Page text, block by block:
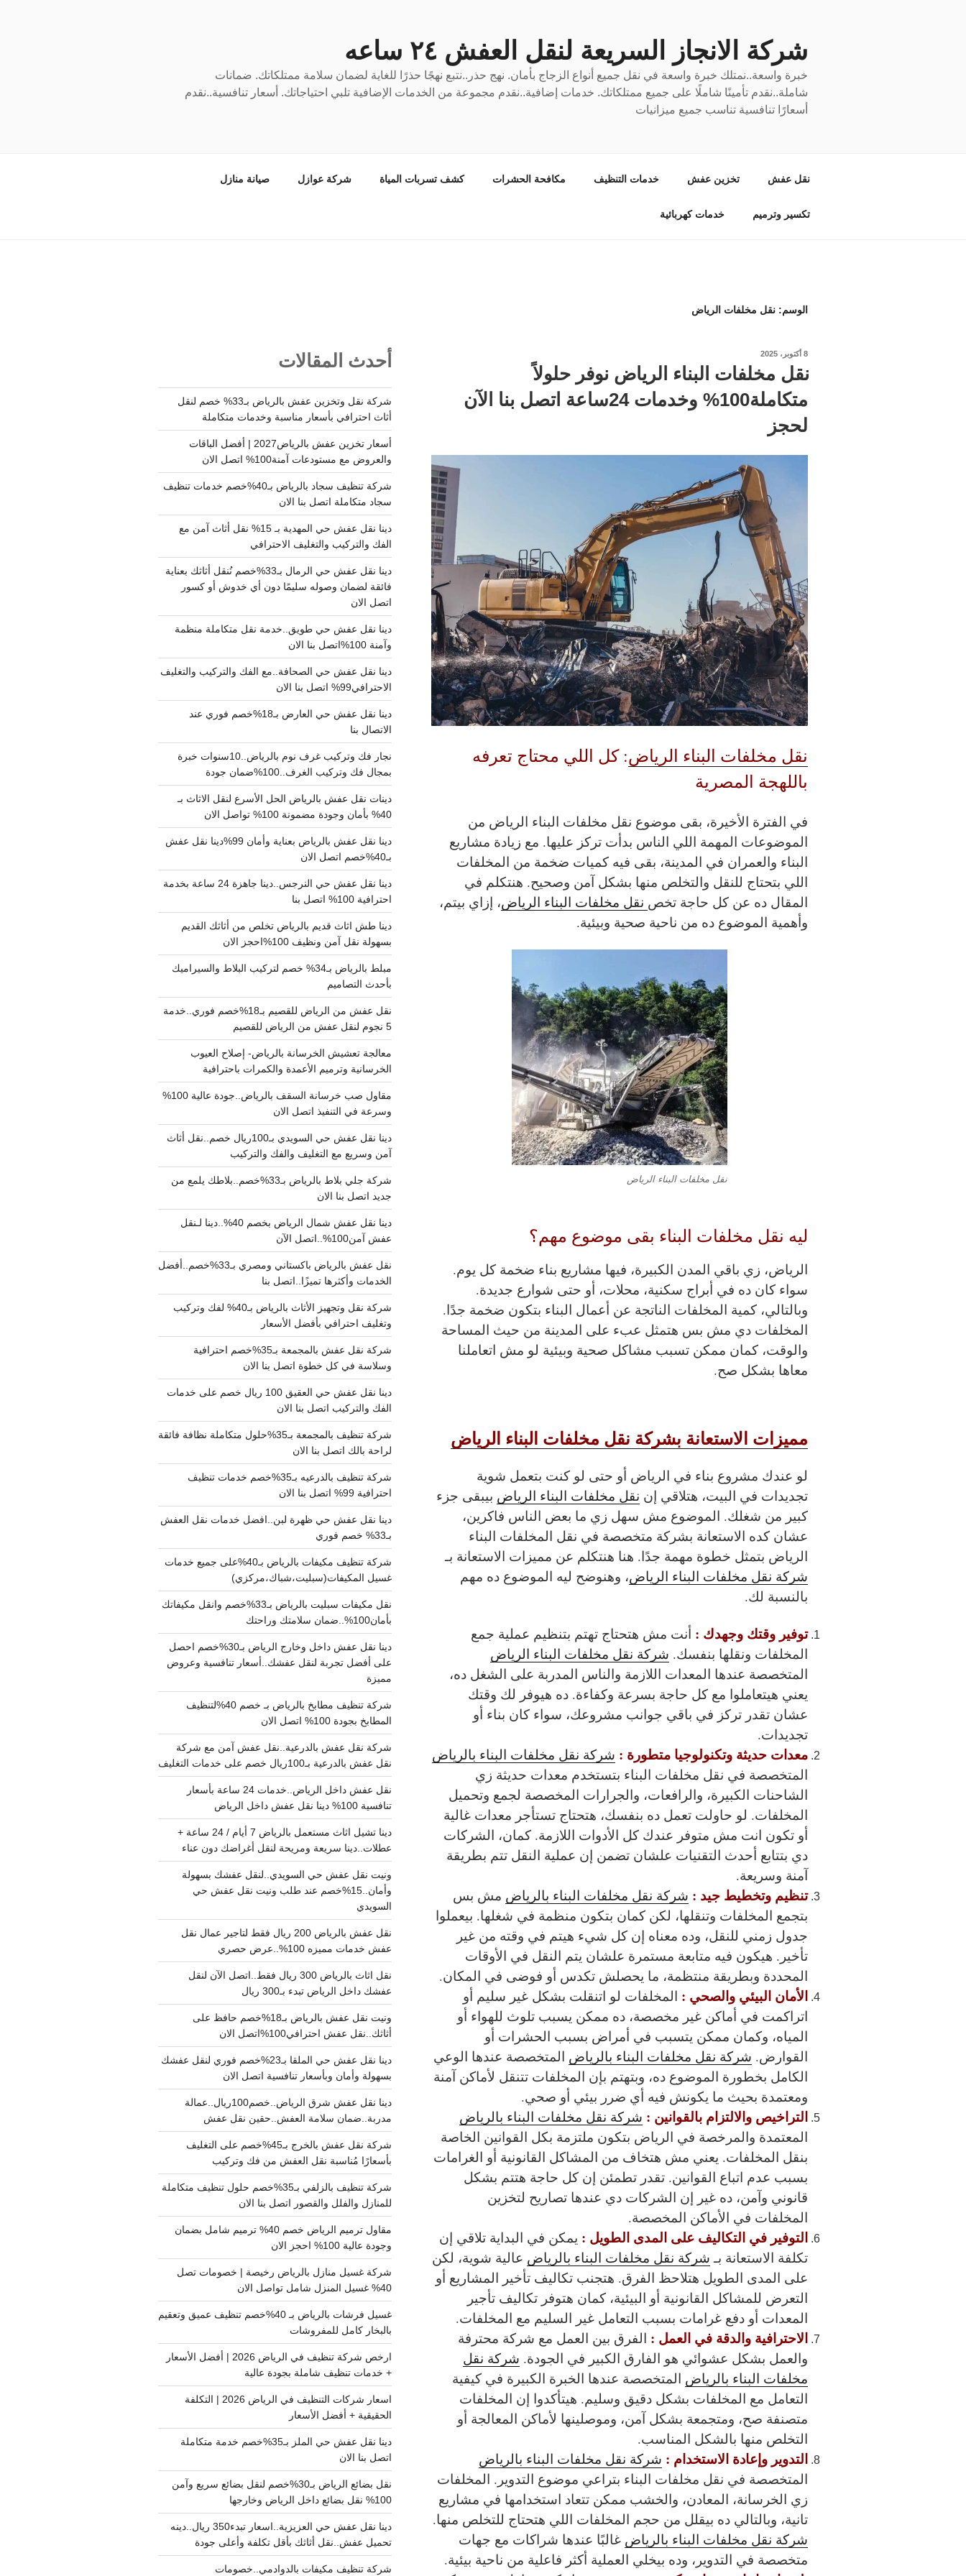
شركة الانجاز السريعة لنقل العفش ٢٤ ساعه
خبرة واسعة..نمتلك خبرة واسعة في نقل جميع أنواع الزجاج بأمان. نهج حذر..نتبع نهجًا حذرًا للغاية لضمان سلامة ممتلكاتك. ضمانات
شاملة..نقدم تأمينًا شاملًا على جميع ممتلكاتك. خدمات إضافية..نقدم مجموعة من الخدمات الإضافية تلبي احتياجاتك. أسعار تنافسية..نقدم
أسعارًا تنافسية تناسب جميع ميزانيات
نقل عفش تخزين عفش خدمات التنظيف مكافحة الحشرات كشف تسربات المياة شركة عوازل صيانة منازل
تكسير وترميم خدمات كهربائية
الوسم: نقل مخلفات الرياض
نُشر
8 أكتوبر، 2025
نقل مخلفات البناء الرياض نوفر حلولاً
متكاملة100% وخدمات 24ساعة اتصل بنا الآن
لحجز
نقل مخلفات البناء الرياض: كل اللي محتاج تعرفه
باللهجة المصرية
في الفترة الأخيرة، بقى موضوع نقل مخلفات البناء الرياض من
الموضوعات المهمة اللي الناس بدأت تركز عليها. مع زيادة مشاريع
البناء والعمران في المدينة، بقى فيه كميات ضخمة من المخلفات
اللي بتحتاج للنقل والتخلص منها بشكل آمن وصحيح. هنتكلم في
المقال ده عن كل حاجة تخص نقل مخلفات البناء الرياض، إزاي بيتم،
وأهمية الموضوع ده من ناحية صحية وبيئية.
نقل مخلفات البناء الرياض
ليه نقل مخلفات البناء بقى موضوع مهم؟
الرياض، زي باقي المدن الكبيرة، فيها مشاريع بناء ضخمة كل يوم.
سواء كان ده في أبراج سكنية، محلات، أو حتى شوارع جديدة.
وبالتالي، كمية المخلفات الناتجة عن أعمال البناء بتكون ضخمة جدًا.
المخلفات دي مش بس هتمثل عبء على المدينة من حيث المساحة
والوقت، كمان ممكن تسبب مشاكل صحية وبيئية لو مش اتعاملنا
معاها بشكل صح.
مميزات الاستعانة بشركة نقل مخلفات البناء الرياض
لو عندك مشروع بناء في الرياض أو حتى لو كنت بتعمل شوية
تجديدات في البيت، هتلاقي إن نقل مخلفات البناء الرياض بيبقى جزء
كبير من شغلك. الموضوع مش سهل زي ما بعض الناس فاكرين،
عشان كده الاستعانة بشركة متخصصة في نقل المخلفات البناء
الرياض بتمثل خطوة مهمة جدًا. هنا هنتكلم عن مميزات الاستعانة بـ
شركة نقل مخلفات البناء الرياض، وهنوضح ليه الموضوع ده مهم
بالنسبة لك.
توفير وقتك وجهدك : أنت مش هتحتاج تهتم بتنظيم عملية جمع
المخلفات ونقلها بنفسك. شركة نقل مخلفات البناء الرياض
المتخصصة عندها المعدات اللازمة والناس المدربة على الشغل ده،
يعني هيتعاملوا مع كل حاجة بسرعة وكفاءة. ده هيوفر لك وقتك
عشان تقدر تركز في باقي جوانب مشروعك، سواء كان بناء أو
تجديدات.
معدات حديثة وتكنولوجيا متطورة : شركة نقل مخلفات البناء بالرياض
المتخصصة في نقل مخلفات البناء بتستخدم معدات حديثة زي
الشاحنات الكبيرة، والرافعات، والجرارات المخصصة لجمع وتحميل
المخلفات. لو حاولت تعمل ده بنفسك، هتحتاج تستأجر معدات غالية
أو تكون انت مش متوفر عندك كل الأدوات اللازمة. كمان، الشركات
دي بتتابع أحدث التقنيات علشان تضمن إن عملية النقل تتم بطريقة
آمنة وسريعة.
تنظيم وتخطيط جيد : شركة نقل مخلفات البناء بالرياض مش بس
بتجمع المخلفات وتنقلها، لكن كمان بتكون منظمة في شغلها. بيعملوا
جدول زمني للنقل، وده معناه إن كل شيء هيتم في وقته من غير
تأخير. هيكون فيه متابعة مستمرة علشان يتم النقل في الأوقات
المحددة وبطريقة منتظمة، ما يحصلش تكدس أو فوضى في المكان.
الأمان البيئي والصحي : المخلفات لو اتنقلت بشكل غير سليم أو
اتراكمت في أماكن غير مخصصة، ده ممكن يسبب تلوث للهواء أو
المياه، وكمان ممكن يتسبب في أمراض بسبب الحشرات أو
القوارض. شركة نقل مخلفات البناء بالرياض المتخصصة عندها الوعي
الكامل بخطورة الموضوع ده، وبتهتم بإن المخلفات تتنقل لأماكن آمنة
ومعتمدة بحيث ما يكونش فيه أي ضرر بيئي أو صحي.
التراخيص والالتزام بالقوانين : شركة نقل مخلفات البناء بالرياض
المعتمدة والمرخصة في الرياض بتكون ملتزمة بكل القوانين الخاصة
بنقل المخلفات. يعني مش هتخاف من المشاكل القانونية أو الغرامات
بسبب عدم اتباع القوانين. تقدر تطمئن إن كل حاجة هتتم بشكل
قانوني وآمن، ده غير إن الشركات دي عندها تصاريح لتخزين
المخلفات في الأماكن المخصصة.
التوفير في التكاليف على المدى الطويل : يمكن في البداية تلاقي إن
تكلفة الاستعانة بـ شركة نقل مخلفات البناء بالرياض عالية شوية، لكن
على المدى الطويل هتلاحظ الفرق. هتجنب تكاليف تأخير المشاريع أو
التعرض للمشاكل القانونية أو البيئية، كمان هتوفر تكاليف تأجير
المعدات أو دفع غرامات بسبب التعامل غير السليم مع المخلفات.
الاحترافية والدقة في العمل : الفرق بين العمل مع شركة محترفة
والعمل بشكل عشوائي هو الفارق الكبير في الجودة. شركة نقل
مخلفات البناء بالرياض المتخصصة عندها الخبرة الكبيرة في كيفية
التعامل مع المخلفات بشكل دقيق وسليم. هيتأكدوا إن المخلفات
متصنفة صح، ومتجمعة بشكل آمن، وموصلينها لأماكن المعالجة أو
التخلص منها بالشكل المناسب.
التدوير وإعادة الاستخدام : شركة نقل مخلفات البناء بالرياض
المتخصصة في نقل مخلفات البناء بتراعي موضوع التدوير. المخلفات
زي الخرسانة، المعادن، والخشب ممكن تتعاد استخدامها في مشاريع
تانية، وبالتالي ده بيقلل من حجم المخلفات اللي هتحتاج للتخلص منها.
شركة نقل مخلفات البناء بالرياض غالبًا عندها شراكات مع جهات
متخصصة في التدوير، وده بيخلي العملية أكثر فاعلية من ناحية بيئية.
أحدث المقالات
شركة نقل وتخزين عفش بالرياض بـ33% خصم لنقل
أثاث احترافي بأسعار مناسبة وخدمات متكاملة
أسعار تخزين عفش بالرياض2027 | أفضل الباقات
والعروض مع مستودعات آمنة100% اتصل الان
شركة تنظيف سجاد بالرياض بـ40%خصم خدمات تنظيف
سجاد متكاملة اتصل بنا الان
دينا نقل عفش حي المهدية بـ 15% نقل أثاث آمن مع
الفك والتركيب والتغليف الاحترافي
دينا نقل عفش حي الرمال بـ33%خصم نُنقل أثاثك بعناية
فائقة لضمان وصوله سليمًا دون أي خدوش أو كسور
اتصل الان
دينا نقل عفش حي طويق..خدمة نقل متكاملة منظمة
وآمنة 100%اتصل بنا الان
دينا نقل عفش حي الصحافة..مع الفك والتركيب والتغليف
الاحترافي99% اتصل بنا الان
دينا نقل عفش حي العارض بـ18%خصم فوري عند
الاتصال بنا
نجار فك وتركيب غرف نوم بالرياض..10سنوات خبرة
بمجال فك وتركيب الغرف..100%ضمان جودة
دينات نقل عفش بالرياض الحل الأسرع لنقل الاثاث بـ
40% بأمان وجودة مضمونة 100% تواصل الان
دينا نقل عفش بالرياض بعناية وأمان 99%دينا نقل عفش
بـ40%خصم اتصل الان
دينا نقل عفش حي النرجس..دينا جاهزة 24 ساعة بخدمة
احترافية 100% اتصل بنا
دينا طش اثاث قديم بالرياض تخلص من أثاثك القديم
بسهولة نقل آمن ونظيف 100%احجز الان
مبلط بالرياض بـ34% خصم لتركيب البلاط والسيراميك
بأحدث التصاميم
نقل عفش من الرياض للقصيم بـ18%خصم فوري..خدمة
5 نجوم لنقل عفش من الرياض للقصيم
معالجة تعشيش الخرسانة بالرياض- إصلاح العيوب
الخرسانية وترميم الأعمدة والكمرات باحترافية
مقاول صب خرسانة السقف بالرياض..جودة عالية 100%
وسرعة في التنفيذ اتصل الان
دينا نقل عفش حي السويدي بـ100ريال خصم..نقل أثاث
آمن وسريع مع التغليف والفك والتركيب
شركة جلي بلاط بالرياض بـ33%خصم..بلاطك يلمع من
جديد اتصل بنا الان
دينا نقل عفش شمال الرياض بخصم 40%..دينا لـنقل
عفش آمن100%..اتصل الآن
نقل عفش بالرياض باكستاني ومصري بـ33%خصم..أفضل
الخدمات وأكثرها تميزًا..اتصل بنا
شركة نقل وتجهيز الأثاث بالرياض بـ40% لفك وتركيب
وتغليف احترافي بأفضل الأسعار
شركة نقل عفش بالمجمعة بـ35%خصم احترافية
وسلاسة في كل خطوة اتصل بنا الان
دينا نقل عفش حي العقيق 100 ريال خصم على خدمات
الفك والتركيب اتصل بنا الان
شركة تنظيف بالمجمعة بـ35%حلول متكاملة نظافة فائقة
لراحة بالك اتصل بنا الان
شركة تنظيف بالدرعيه بـ35%خصم خدمات تنظيف
احترافية 99% اتصل بنا الان
دينا نقل عفش حي ظهرة لبن..افضل خدمات نقل العفش
بـ33% خصم فوري
شركة تنظيف مكيفات بالرياض بـ40%على جميع خدمات
غسيل المكيفات(سبليت،شباك،مركزي)
نقل مكيفات سبليت بالرياض بـ33%خصم وانقل مكيفاتك
بأمان100%..ضمان سلامتك وراحتك
دينا نقل عفش داخل وخارج الرياض بـ30%خصم احصل
على أفضل تجربة لنقل عفشك..أسعار تنافسية وعروض
مميزة
شركة تنظيف مطابخ بالرياض بـ خصم 40%لتنظيف
المطابخ بجودة 100% اتصل الان
شركة نقل عفش بالدرعية..نقل عفش آمن مع شركة
نقل عفش بالدرعية بـ100ريال خصم على خدمات التغليف
نقل عفش داخل الرياض..خدمات 24 ساعة بأسعار
تنافسية 100% دينا نقل عفش داخل الرياض
دينا تشيل اثاث مستعمل بالرياض 7 أيام / 24 ساعة +
عطلات..دينا سريعة ومريحة لنقل أغراضك دون عناء
ونيت نقل عفش حي السويدي..لنقل عفشك بسهولة
وأمان..15%خصم عند طلب ونيت نقل عفش حي
السويدي
نقل عفش بالرياض 200 ريال فقط لتاجير عمال نقل
عفش خدمات مميزه 100%..عرض حصري
نقل اثاث بالرياض 300 ريال فقط..اتصل الآن لنقل
عفشك داخل الرياض تبدء بـ300 ريال
ونيت نقل عفش بالرياض بـ18%خصم حافظ على
أثاثك..نقل عفش احترافي100%اتصل الان
دينا نقل عفش حي الملقا بـ23%خصم فوري لنقل عفشك
بسهولة وأمان وبأسعار تنافسية اتصل الان
دينا نقل عفش شرق الرياض..خصم100ريال..عمالة
مدربة..ضمان سلامة العفش..حقين نقل عفش
شركة نقل عفش بالخرج بـ45%خصم على التغليف
بأسعارًا مُناسبة نقل العفش من فك وتركيب
شركة تنظيف بالزلفي بـ35%خصم حلول تنظيف متكاملة
للمنازل والفلل والقصور اتصل بنا الان
مقاول ترميم الرياض خصم 40% ترميم شامل بضمان
وجودة عالية 100% احجز الان
شركة غسيل منازل بالرياض رخيصة | خصومات تصل
40% غسيل المنزل شامل تواصل الان
غسيل فرشات بالرياض بـ 40%خصم تنظيف عميق وتعقيم
بالبخار كامل للمفروشات
ارخص شركة تنظيف في الرياض 2026 | أفضل الأسعار
+ خدمات تنظيف شاملة بجودة عالية
اسعار شركات التنظيف في الرياض 2026 | التكلفة
الحقيقية + أفضل الأسعار
دينا نقل عفش حي الملز بـ35%خصم خدمة متكاملة
اتصل بنا الان
نقل بضائع الرياض بـ30%خصم لنقل بضائع سريع وآمن
100% نقل بضائع داخل الرياض وخارجها
دينا نقل عفش حي العزيزية..اسعار تبدء350 ريال..دينه
تحميل عفش..نقل أثاثك بأقل تكلفة وأعلى جودة
شركة تنظيف مكيفات بالدوادمي..خصومات